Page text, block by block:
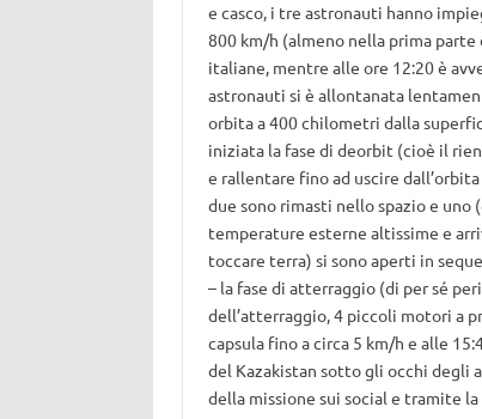
e casco, i tre astronauti hanno
800 km/h (almeno nella prima
italiane, mentre alle ore 12:20 è
astronauti si è allontanata
orbita a 400 chilometri dalla
iniziata la fase di deorbit (cioè il
e rallentare fino ad uscire
due sono rimasti nello spazio e
temperature esterne altissime e
toccare terra) si sono aperti in
– la fase di atterraggio (di per sé
dell’atterraggio, 4 piccoli motori a
capsula fino a circa 5 km/h e alle
del Kazakistan sotto gli occhi degli
della missione sui social e tramite